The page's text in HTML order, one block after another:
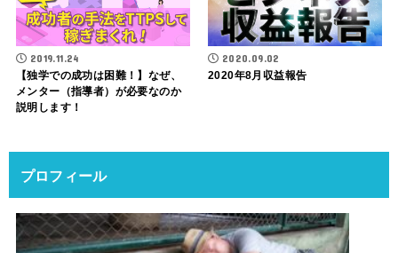
2019.11.24
【独学での成功は困難！】なぜ、
メンター（指導者）が必要なのか
説明します！
2020.09.02
2020年8月収益報告
プロフィール